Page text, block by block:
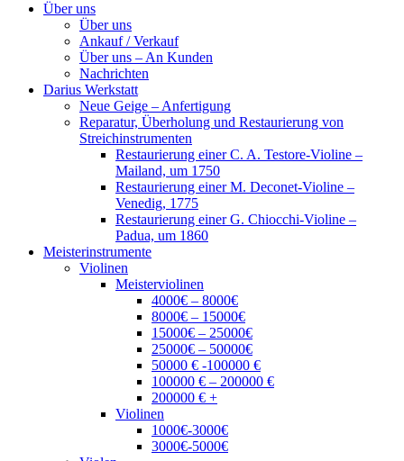
Über uns
Über uns
Ankauf / Verkauf
Über uns – An Kunden
Nachrichten
Darius Werkstatt
Neue Geige – Anfertigung
Reparatur, Überholung und Restaurierung von
Streichinstrumenten
Restaurierung einer C. A. Testore-Violine –
Mailand, um 1750
Restaurierung einer M. Deconet-Violine –
Venedig, 1775
Restaurierung einer G. Chiocchi-Violine –
Padua, um 1860
Meisterinstrumente
Violinen
Meisterviolinen
4000€ – 8000€
8000€ – 15000€
15000€ – 25000€
25000€ – 50000€
50000 € -100000 €
100000 € – 200000 €
200000 € +
Violinen
1000€-3000€
3000€-5000€